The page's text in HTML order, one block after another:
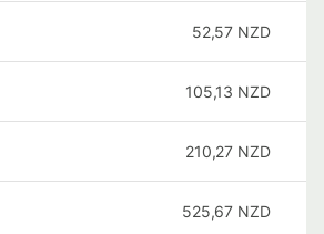
52,57 NZD
105,13 NZD
210,27 NZD
525,67 NZD